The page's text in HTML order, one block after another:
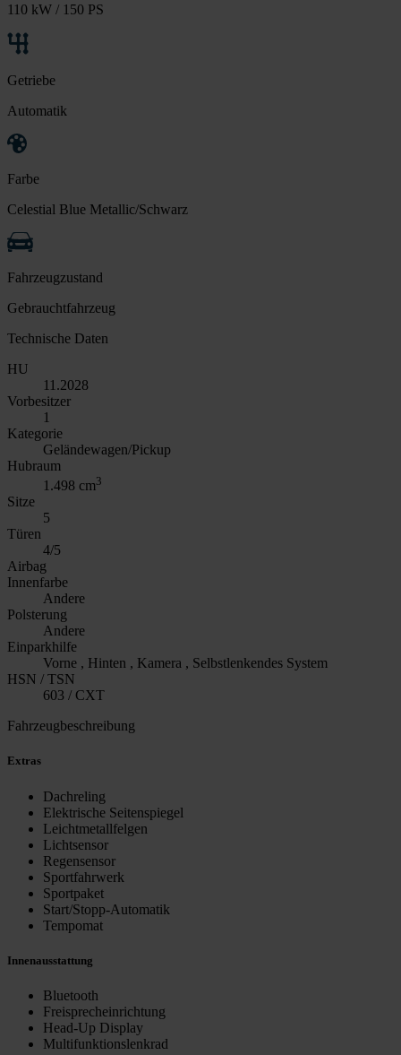
110 kW / 150 PS
Getriebe
Automatik
Farbe
Celestial Blue Metallic/Schwarz
Fahrzeugzustand
Gebrauchtfahrzeug
Technische Daten
HU
11.2028
Vorbesitzer
1
Kategorie
Geländewagen/Pickup
Hubraum
1.498 cm3
Sitze
5
Türen
4/5
Airbag
Innenfarbe
Andere
Polsterung
Andere
Einparkhilfe
Vorne , Hinten , Kamera , Selbstlenkendes System
HSN / TSN
603 / CXT
Fahrzeugbeschreibung
Extras
Dachreling
Elektrische Seitenspiegel
Leichtmetallfelgen
Lichtsensor
Regensensor
Sportfahrwerk
Sportpaket
Start/Stopp-Automatik
Tempomat
Innenausstattung
Bluetooth
Freisprecheinrichtung
Head-Up Display
Multifunktionslenkrad